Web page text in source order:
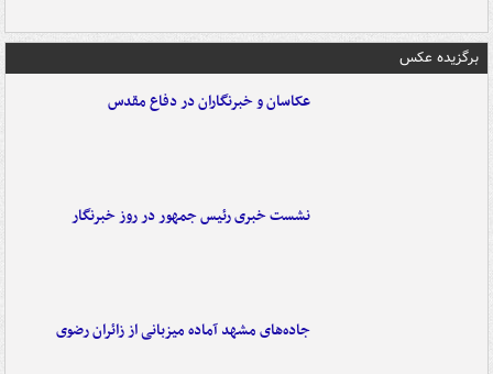
برگزیده عکس
عکاسان و خبرنگاران در دفاع مقدس
نشست خبری رئیس جمهور در روز خبرنگار
جاده‌های مشهد آماده میزبانی از زائران رضوی